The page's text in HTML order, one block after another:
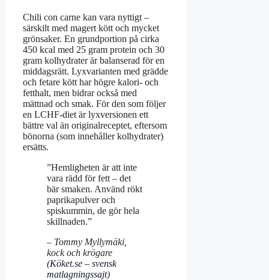
Chili con carne kan vara nyttigt –
särskilt med magert kött och mycket
grönsaker. En grundportion på cirka
450 kcal med 25 gram protein och 30
gram kolhydrater är balanserad för en
middagsrätt. Lyxvarianten med grädde
och fetare kött har högre kalori- och
fetthalt, men bidrar också med
mättnad och smak. För den som följer
en LCHF-diet är lyxversionen ett
bättre val än originalreceptet, eftersom
bönorna (som innehåller kolhydrater)
ersätts.
”Hemligheten är att inte
vara rädd för fett – det
bär smaken. Använd rökt
paprikapulver och
spiskummin, de gör hela
skillnaden.”
– Tommy Myllymäki,
kock och krögare
(Köket.se – svensk
matlagningssajt)